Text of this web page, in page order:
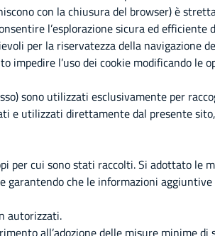
con la chiusura del browser) è
l’esplorazione sicura ed efficiente
per la riservatezza della navigazione
impedire l’uso dei cookie modificando le
sono utilizzati esclusivamente per
e utilizzati direttamente dal presente
per cui sono stati raccolti. Si adottato le
garantendo che le informazioni aggiuntive
autorizzati.
all’adozione delle misure minime di